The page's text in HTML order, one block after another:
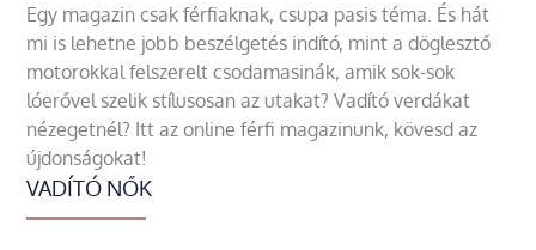
Egy magazin csak férfiaknak, csupa pasis téma. És hát
mi is lehetne jobb beszélgetés indító, mint a döglesztő
motorokkal felszerelt csodamasinák, amik sok-sok
lóerővel szelik stílusosan az utakat? Vadító verdákat
nézegetnél? Itt az online férfi magazinunk, kövesd az
újdonságokat!
VADÍTÓ NŐK